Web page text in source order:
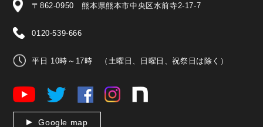
〒862-0950 熊本県熊本市中央区水前寺2-17-7
0120-539-666
平日 10時～17時 （土曜日、日曜日、祝祭日は除く）
Google map